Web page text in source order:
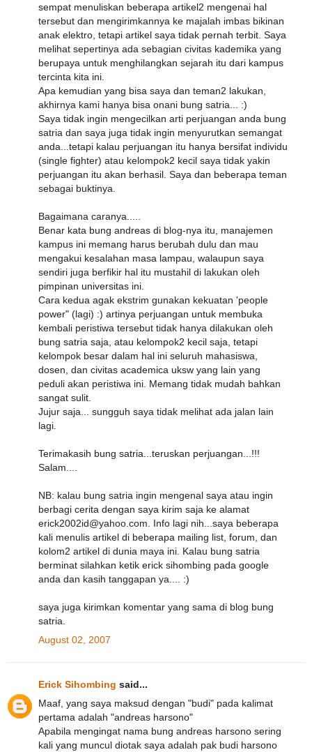
sempat menuliskan beberapa artikel2 mengenai hal
tersebut dan mengirimkannya ke majalah imbas bikinan
anak elektro, tetapi artikel saya tidak pernah terbit. Saya
melihat sepertinya ada sebagian civitas kademika yang
berupaya untuk menghilangkan sejarah itu dari kampus
tercinta kita ini.
Apa kemudian yang bisa saya dan teman2 lakukan,
akhirnya kami hanya bisa onani bung satria... :)
Saya tidak ingin mengecilkan arti perjuangan anda bung
satria dan saya juga tidak ingin menyurutkan semangat
anda...tetapi kalau perjuangan itu hanya bersifat individu
(single fighter) atau kelompok2 kecil saya tidak yakin
perjuangan itu akan berhasil. Saya dan beberapa teman
sebagai buktinya.
Bagaimana caranya.....
Benar kata bung andreas di blog-nya itu, manajemen
kampus ini memang harus berubah dulu dan mau
mengakui kesalahan masa lampau, walaupun saya
sendiri juga berfikir hal itu mustahil di lakukan oleh
pimpinan universitas ini.
Cara kedua agak ekstrim gunakan kekuatan 'people
power" (lagi) :) artinya perjuangan untuk membuka
kembali peristiwa tersebut tidak hanya dilakukan oleh
bung satria saja, atau kelompok2 kecil saja, tetapi
kelompok besar dalam hal ini seluruh mahasiswa,
dosen, dan civitas academica uksw yang lain yang
peduli akan peristiwa ini. Memang tidak mudah bahkan
sangat sulit.
Jujur saja... sungguh saya tidak melihat ada jalan lain
lagi.
Terimakasih bung satria...teruskan perjuangan...!!!
Salam....
NB: kalau bung satria ingin mengenal saya atau ingin
berbagi cerita dengan saya kirim saja ke alamat
erick2002id@yahoo.com. Info lagi nih...saya beberapa
kali menulis artikel di beberapa mailing list, forum, dan
kolom2 artikel di dunia maya ini. Kalau bung satria
berminat silahkan ketik erick sihombing pada google
anda dan kasih tanggapan ya.... :)
saya juga kirimkan komentar yang sama di blog bung
satria.
August 02, 2007
Erick Sihombing said...
Maaf, yang saya maksud dengan "budi" pada kalimat
pertama adalah "andreas harsono"
Apabila mengingat nama bung andreas harsono sering
kali yang muncul diotak saya adalah pak budi harsono